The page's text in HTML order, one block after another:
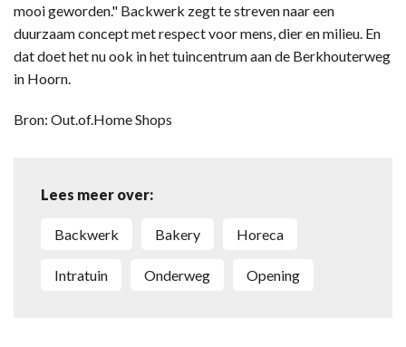
mooi geworden." Backwerk zegt te streven naar een
duurzaam concept met respect voor mens, dier en milieu. En
dat doet het nu ook in het tuincentrum aan de Berkhouterweg
in Hoorn.
Bron: Out.of.Home Shops
Lees meer over:
Backwerk bakery horeca
Intratuin onderweg opening